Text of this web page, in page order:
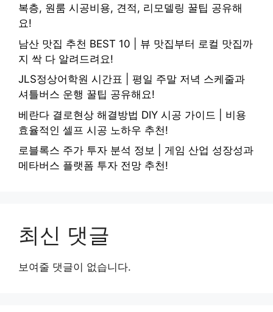
복층, 원룸 시공비용, 견적, 리모델링 꿀팁 공유해
요!
남산 맛집 추천 BEST 10 | 뷰 맛집부터 로컬 맛집까
지 싹 다 알려드려요!
JLS정상어학원 시간표 | 평일 주말 저녁 스케줄과
셔틀버스 운행 꿀팁 공유해요!
베란다 결로현상 해결방법 DIY 시공 가이드 | 비용
효율적인 셀프 시공 노하우 추천!
로블록스 주가 투자 분석 정보 | 게임 산업 성장성과
메타버스 플랫폼 투자 전망 추천!
최신 댓글
보여줄 댓글이 없습니다.